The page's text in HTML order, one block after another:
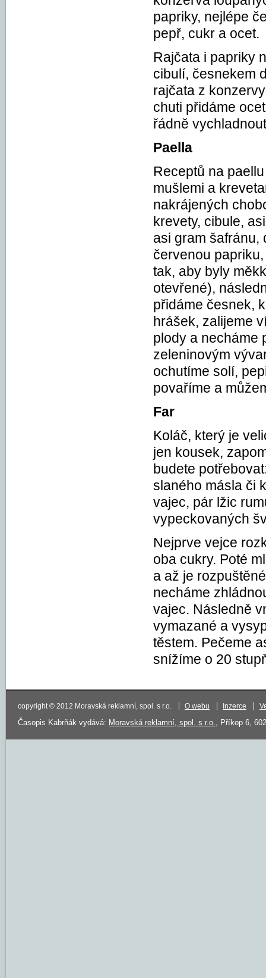
papriky, nejlépe
pepř, cukr a ocet.
Rajčata i papriky
cibulí, česnekem
rajčata z
chuti přidáme
řádně
Paella
Receptů na
mušlemi a
nakrájených
krevety, cibule,
asi gram šafránu,
červenou
tak, aby byly
otevřené),
přidáme česnek,
hrášek, zalijeme
plody a necháme
zeleninovým
ochutíme solí,
povaříme a
Far
Koláč, který je
jen kousek,
budete
slaného másla či
vajec, pár lžic
vypeckovaných
Nejprve vejce
oba cukry. Poté
a až je
necháme
vajec. Následně
vymazané a
těstem. Pečeme
snížíme o 20
copyright © 2012 Moravská reklamní, spol. s r.o. O webu Inzerce
Časopis Kabrňák vydává: Moravská reklamní, spol. s r.o., Příkop 6,